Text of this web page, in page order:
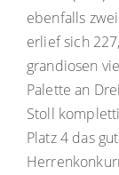
ebenfalls
erlief sich
grandiosen
Palette an
Stoll
Platz 4 das